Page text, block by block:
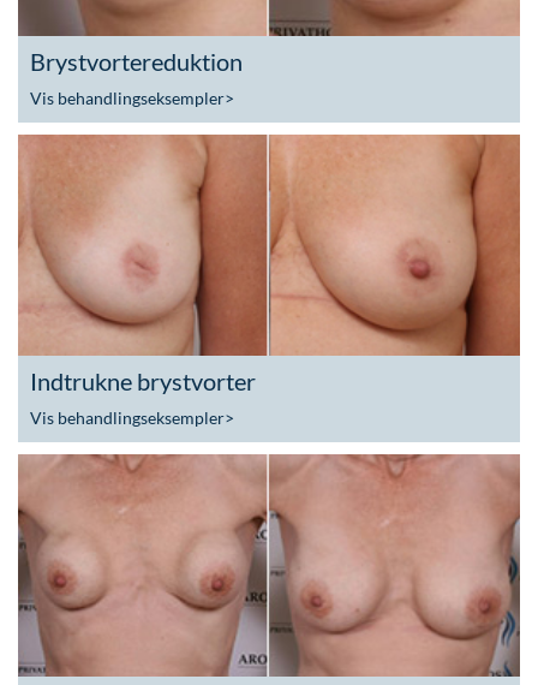
Brystvortereduktion
Vis behandlingseksempler>
Indtrukne brystvorter
Vis behandlingseksempler>